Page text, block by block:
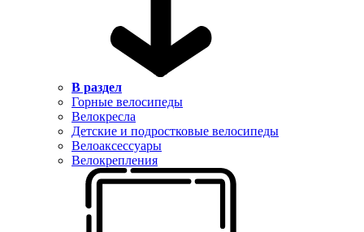
В раздел
Горные велосипеды
Велокресла
Детские и подростковые велосипеды
Велоаксессуары
Велокрепления